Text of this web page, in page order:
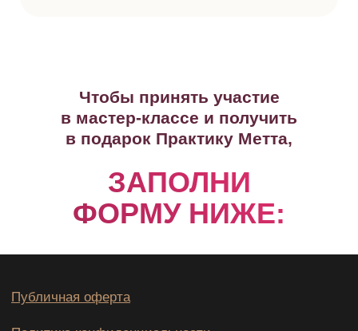
ЗАПОЛНИ
ФОРМУ НИЖЕ:
Чтобы принять участие
в мастер-классе и получить
в подарок Практику Метта,